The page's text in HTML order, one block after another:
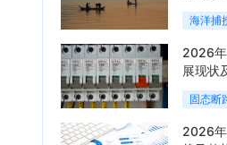
能与智
海洋捕
2026
展现状
巨头领
追赶「
固态断
2026